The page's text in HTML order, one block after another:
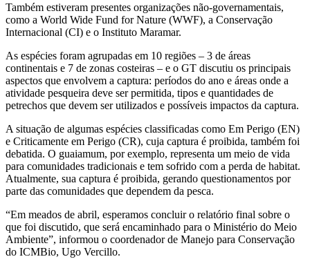
Também estiveram presentes organizações não-governamentais,
como a World Wide Fund for Nature (WWF), a Conservação
Internacional (CI) e o Instituto Maramar.
As espécies foram agrupadas em 10 regiões – 3 de áreas
continentais e 7 de zonas costeiras – e o GT discutiu os principais
aspectos que envolvem a captura: períodos do ano e áreas onde a
atividade pesqueira deve ser permitida, tipos e quantidades de
petrechos que devem ser utilizados e possíveis impactos da captura.
A situação de algumas espécies classificadas como Em Perigo (EN)
e Criticamente em Perigo (CR), cuja captura é proibida, também foi
debatida. O guaiamum, por exemplo, representa um meio de vida
para comunidades tradicionais e tem sofrido com a perda de habitat.
Atualmente, sua captura é proibida, gerando questionamentos por
parte das comunidades que dependem da pesca.
“Em meados de abril, esperamos concluir o relatório final sobre o
que foi discutido, que será encaminhado para o Ministério do Meio
Ambiente”, informou o coordenador de Manejo para Conservação
do ICMBio, Ugo Vercillo.